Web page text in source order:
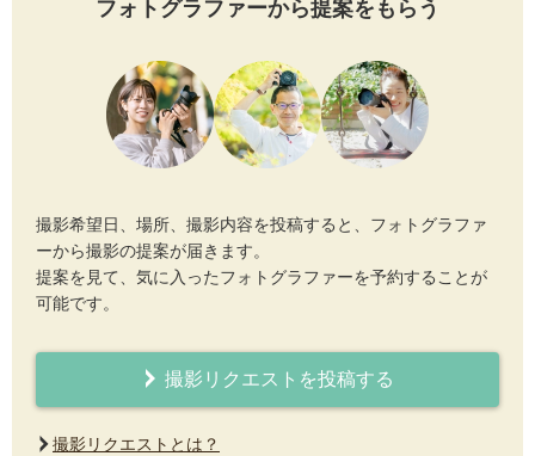
フォトグラファーから提案をもらう
撮影希望日、場所、撮影内容を投稿すると、フォトグラファ
ーから撮影の提案が届きます。
提案を見て、気に入ったフォトグラファーを予約することが
可能です。
撮影リクエストを投稿する
撮影リクエストとは？